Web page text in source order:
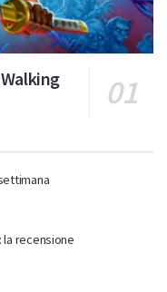
la recensione